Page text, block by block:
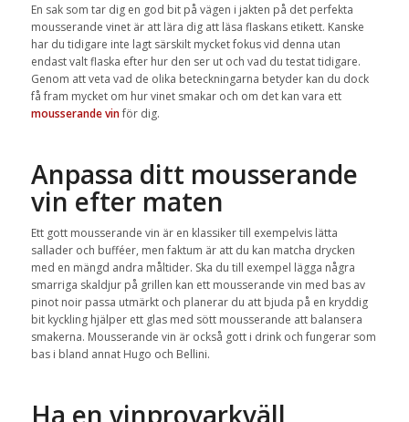
En sak som tar dig en god bit på vägen i jakten på det perfekta
mousserande vinet är att lära dig att läsa flaskans etikett. Kanske
har du tidigare inte lagt särskilt mycket fokus vid denna utan
endast valt flaska efter hur den ser ut och vad du testat tidigare.
Genom att veta vad de olika beteckningarna betyder kan du dock
få fram mycket om hur vinet smakar och om det kan vara ett
mousserande vinför dig.
Anpassa ditt mousserande
vin efter maten
Ett gott mousserande vin är en klassiker till exempelvis lätta
sallader och bufféer, men faktum är att du kan matcha drycken
med en mängd andra måltider. Ska du till exempel lägga några
smarriga skaldjur på grillen kan ett mousserande vin med bas av
pinot noir passa utmärkt och planerar du att bjuda på en kryddig
bit kyckling hjälper ett glas med sött mousserande att balansera
smakerna. Mousserande vin är också gott i drink och fungerar som
bas i bland annat Hugo och Bellini.
Ha en vinprovarkväll